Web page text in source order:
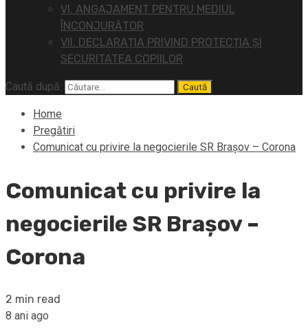
VI. ANGAJAMENT PENTRU MEDIUL
ÎNCONJURĂTOR
VII. DECLARAȚIA PRIVIND PROTECȚIA ȘI
SECURITATEA COPIILOR
Caută după:
Home
Pregătiri
Comunicat cu privire la negocierile SR Brașov – Corona
Comunicat cu privire la
negocierile SR Brașov –
Corona
2 min read
8 ani ago